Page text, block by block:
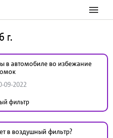
г.
в автомобиле во избежание
09-2022
фильтр
в воздушный фильтр?